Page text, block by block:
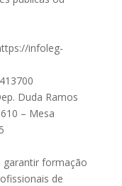
infoleg-
Duda Ramos
– Mesa
garantir formação
de